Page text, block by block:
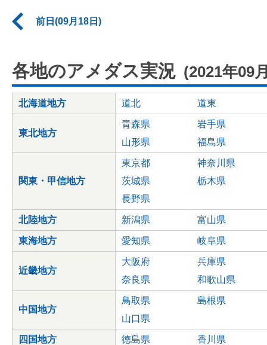
前日(09月18日)
各地のアメダス実況 (2021年09
北海道地方 道北 道東
東北地方
青森県
岩手県
山形県
福島県
関東・甲信地方
東京都
神奈川県
茨城県
栃木県
長野県
北陸地方 新潟県 富山県
東海地方 愛知県 岐阜県
近畿地方
大阪府
兵庫県
奈良県
和歌山県
中国地方
鳥取県
島根県
山口県
四国地方 徳島県 香川県